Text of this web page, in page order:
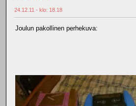
24.12.11 - klo: 18.18
Joulun pakollinen perhekuva: